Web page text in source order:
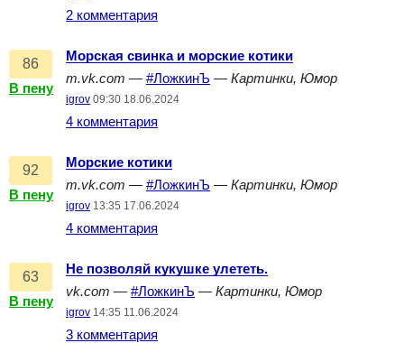
2 комментария
86
В пену
Морская свинка и морские котики
m.vk.com — #ЛожкинЪ — Картинки, Юмор
igrov 09:30 18.06.2024
4 комментария
92
В пену
Морские котики
m.vk.com — #ЛожкинЪ — Картинки, Юмор
igrov 13:35 17.06.2024
4 комментария
63
В пену
Не позволяй кукушке улететь.
vk.com — #ЛожкинЪ — Картинки, Юмор
igrov 14:35 11.06.2024
3 комментария